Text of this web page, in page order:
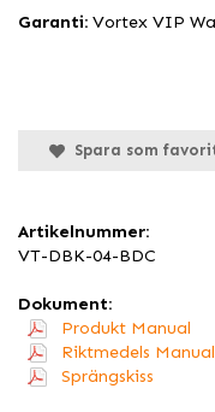
Garanti: Vortex VIP
Spara som
Artikelnummer:
VT-DBK-04-BDC
Dokument:
Produkt Manual
Riktmedels Manual
Sprängskiss